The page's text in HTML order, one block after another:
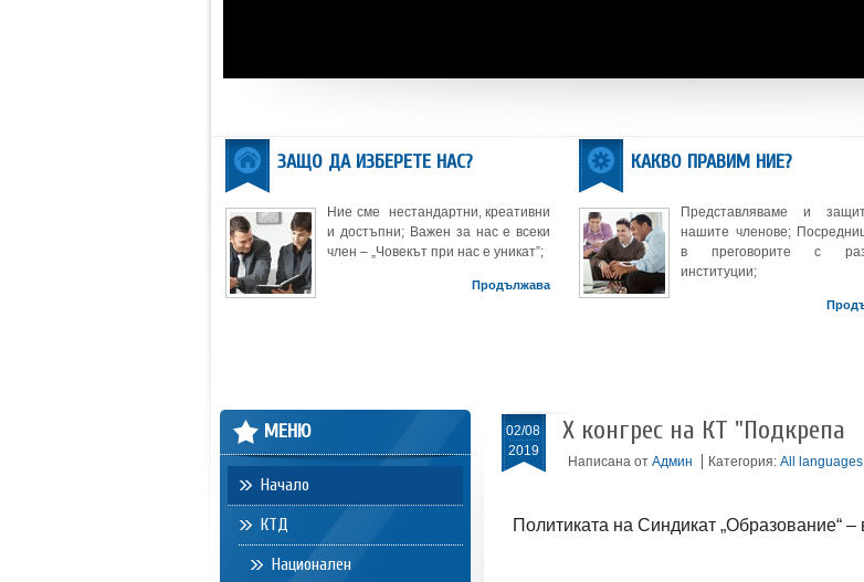
ЗАЩО ДА ИЗБЕРЕТЕ НАС?
Ние сме нестандартни, креативни
и достъпни; Важен за нас е всеки
член – „Човекът при нас е уникат”;
Продължава
КАКВО ПРАВИМ НИЕ?
Представляваме и
нашите членове;
в преговорите с
институции;
02/08
2019
Х конгрес на КТ "Подкрепа
Написана от Админ Категория: All languages
Политиката на Синдикат „Образование“ –
МЕНЮ
Начало
КТД
Национален